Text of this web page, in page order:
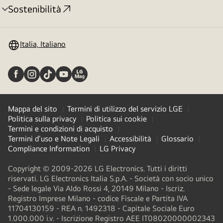
Sostenibilità
Attivazione
Italia, Italiano
Mappa del sito
Termini di utilizzo del servizio LGE
Politica sulla privacy
Politica sui cookie
Termini e condizioni di acquisto
Termini d'uso e Note Legali
Accessibilità
Glossario
Compliance Information
LG Privacy
Copyright © 2009-2026 LG Electronics. Tutti i diritti
riservati. LG Electronics Italia S.p.A. - Società con socio unico
- Sede legale Via Aldo Rossi 4, 20149 Milano - Iscriz.
Registro Imprese Milano - codice Fiscale e Partita IVA
11704130159 - REA n. 1492318 - Capitale Sociale Euro
1.000.000 i.v. - Iscrizione Registro AEE IT08020000002343​